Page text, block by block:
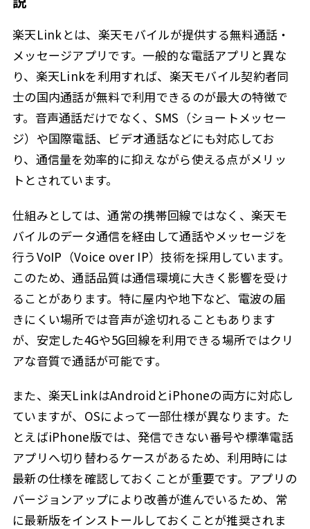
楽天Linkとは、楽天モバイルが提供する無料通話・
メッセージアプリです。一般的な電話アプリと異な
り、楽天Linkを利用すれば、楽天モバイル契約者同
士の国内通話が無料で利用できるのが最大の特徴で
す。音声通話だけでなく、SMS（ショートメッセー
ジ）や国際電話、ビデオ通話などにも対応してお
り、通信量を効率的に抑えながら使える点がメリッ
トとされています。
仕組みとしては、通常の携帯回線ではなく、楽天モ
バイルのデータ通信を経由して通話やメッセージを
行うVoIP（Voice over IP）技術を採用しています。
このため、通話品質は通信環境に大きく影響を受け
ることがあります。特に屋内や地下など、電波の届
きにくい場所では音声が途切れることもあります
が、安定した4Gや5G回線を利用できる場所ではクリ
アな音質で通話が可能です。
また、楽天LinkはAndroidとiPhoneの両方に対応し
ていますが、OSによって一部仕様が異なります。た
とえばiPhone版では、発信できない番号や標準電話
アプリへ切り替わるケースがあるため、利用時には
最新の仕様を確認しておくことが重要です。アプリの
バージョンアップにより改善が進んでいるため、常
に最新版をインストールしておくことが推奨されま